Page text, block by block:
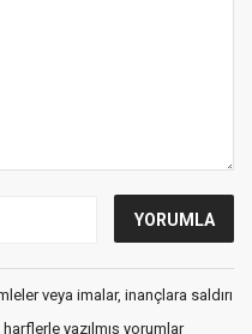
veya imalar, inançlara saldırı
yazılmış yorumlar